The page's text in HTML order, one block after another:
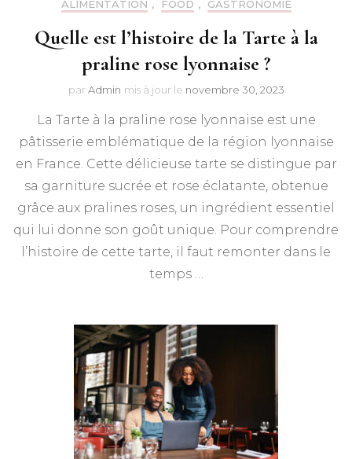
ALIMENTATION , FOOD , GASTRONOMIE
Quelle est l’histoire de la Tarte à la
praline rose lyonnaise ?
par Admin mis à jour le novembre 30, 2023
La Tarte à la praline rose lyonnaise est une
pâtisserie emblématique de la région lyonnaise
en France. Cette délicieuse tarte se distingue par
sa garniture sucrée et rose éclatante, obtenue
grâce aux pralines roses, un ingrédient essentiel
qui lui donne son goût unique. Pour comprendre
l’histoire de cette tarte, il faut remonter dans le
temps …